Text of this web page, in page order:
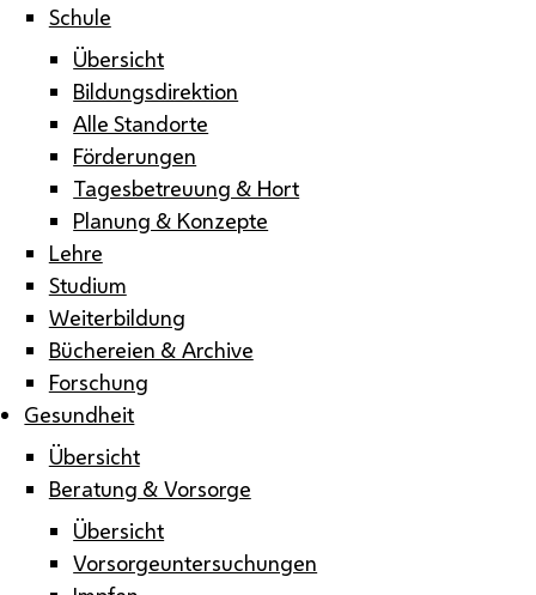
Schule
Übersicht
Bildungsdirektion
Alle Standorte
Förderungen
Tagesbetreuung & Hort
Planung & Konzepte
Lehre
Studium
Weiterbildung
Büchereien & Archive
Forschung
Gesundheit
Übersicht
Beratung & Vorsorge
Übersicht
Vorsorgeuntersuchungen